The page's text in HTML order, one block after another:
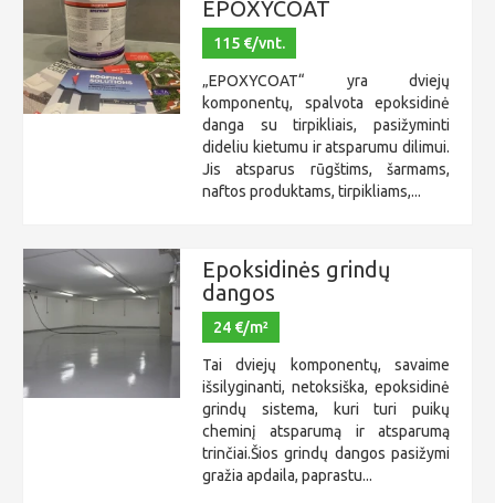
EPOXYCOAT
115 €/vnt.
„EPOXYCOAT“ yra dviejų
komponentų, spalvota epoksidinė
danga su tirpikliais, pasižyminti
dideliu kietumu ir atsparumu dilimui.
Jis atsparus rūgštims, šarmams,
naftos produktams, tirpikliams,...
Epoksidinės grindų
dangos
24 €/m²
Tai dviejų komponentų, savaime
išsilyginanti, netoksiška, epoksidinė
grindų sistema, kuri turi puikų
cheminį atsparumą ir atsparumą
trinčiai.Šios grindų dangos pasižymi
gražia apdaila, paprastu...